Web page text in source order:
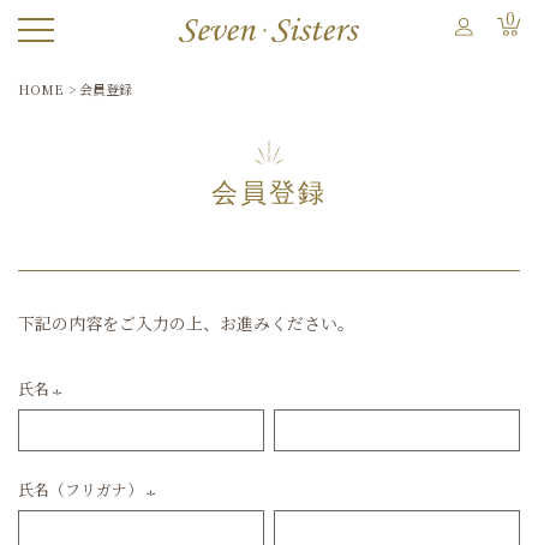
0
HOME 会員登録
会員登録
下記の内容をご入力の上、お進みください。
氏名
須)
氏名（フリガナ）